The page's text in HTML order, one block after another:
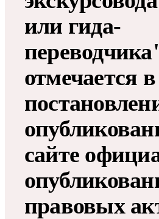
или гида-
отмечается в
сайте
правовых